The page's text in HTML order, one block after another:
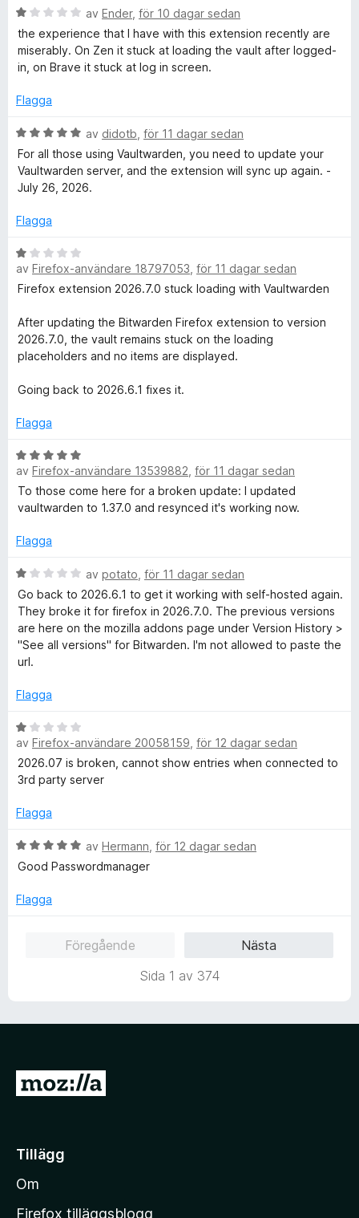
v
5
t
t
a
5
B
e
t
y
s
t
t
1
a
5
av Ender, för 10 dagar sedan
the experience that I have with this extension recently are
miserably. On Zen it stuck at loading the vault after logged-
in, on Brave it stuck at log in screen.
Flagga
B
e
t
y
s
t
t
5
v
5
av didotb för 11 dagar sedan
For all those using Vaultwarden, you need to update your
Vaultwarden server, and the extension will sync up again. -
July 26, 2026.
Flagga
B
e
t
g
s
a
t
a
5
av Firefox-användare 18797053 för 11 dagar sedan
Firefox extension 2026.7.0 stuck loading with Vaultwarden
After updating the Bitwarden Firefox extension to version
2026.7.0, the vault remains stuck on the loading
placeholders and no items are displayed.
Going back to 2026.6.1 fixes it.
Flagga
B
e
t
y
s
t
t
5
a
v
5
av Firefox-användare 13539882 för 11 dagar sedan
To those come here for a broken update: I updated
vaultwarden to 1.37.0 and resynced it's working now.
Flagga
B
e
t
y
g
s
t
1
a
v
5
av potato för 11 dagar sedan
Go back to 2026.6.1 to get it working with self-hosted again.
They broke it for firefox in 2026.7.0. The previous versions
are here on the mozilla addons page under Version History >
"See all versions" for Bitwarden. I'm not allowed to paste the
url.
Flagga
B
e
t
y
s
t
t
a
av Firefox-användare 20058159 för 12 dagar sedan
2026.07 is broken, cannot show entries when connected to
3rd party server
Flagga
B
e
y
av Hermann för 12 dagar sedan
Good Passwordmanager
Flagga
Föregående
Nästa
Sida 1 av 374
G
i
l
M
Tillägg
Om
Firefox tilläggsblogg